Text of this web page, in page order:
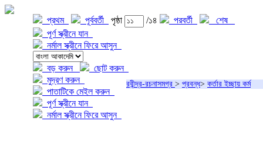
প্রথম পূর্ববর্তী পৃষ্ঠা /১৪ পরবর্তী
শেষ
পূর্ণ স্ক্রীনে যান
নর্মাল স্ক্রীনে ফিরে আসুন
বড় করুন
ছোট করুন
মুদ্রণ করুন
পাতাটিকে মেইল করুন
পূর্ণ স্ক্রীনে যান
নর্মাল স্ক্রীনে ফিরে আসুন
রবীন্দ্র-রচনাসমগ্র > প্রবন্ধ> কর্তার ইচ্ছায় কর্ম